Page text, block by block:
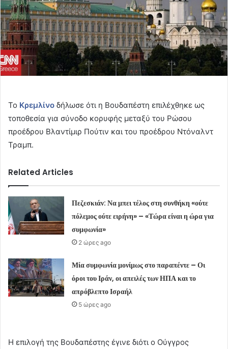
Το Κρεμλίνο δήλωσε ότι η Βουδαπέστη επιλέχθηκε ως
τοποθεσία για σύνοδο κορυφής μεταξύ του Ρώσου
προέδρου Βλαντίμιρ Πούτιν και του προέδρου Ντόναλντ
Τραμπ.
Related Articles
Πεζεσκιάν: Να μπει τέλος στη συνθήκη «ούτε
πόλεμος ούτε ειρήνη» – «Τώρα είναι η ώρα για
συμφωνία»
2 ώρες ago
Μία συμφωνία μονίμως στο παραπέντε – Οι
όροι του Ιράν, οι απειλές των ΗΠΑ και το
απρόβλεπτο Ισραήλ
5 ώρες ago
Η επιλογή της Βουδαπέστης έγινε διότι ο Ούγγρος